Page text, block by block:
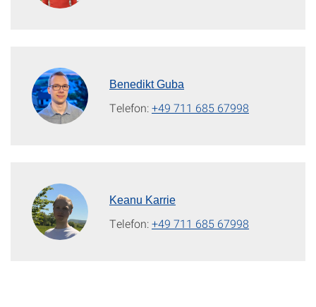
Benedikt Guba
Telefon:+49 711 685 67998
Keanu Karrie
Telefon:+49 711 685 67998